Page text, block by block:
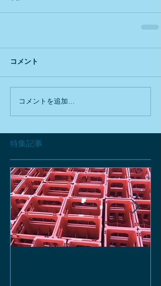
特集記事
コメント
コメントを追加…